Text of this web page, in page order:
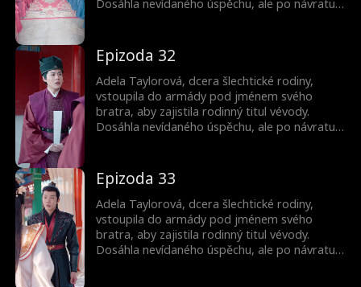
Dosáhla nevídaného úspěchu, ale po návratu
Nečekaně se znovu narodila jako princezna.
Pak začala svou cestu pomsty...
Epizoda 32
Adela Taylorová, dcera šlechtické rodiny,
vstoupila do armády pod jménem svého
bratra, aby zajistila rodinný titul vévody.
Dosáhla nevídaného úspěchu, ale po návratu
Nečekaně se znovu narodila jako princezna.
Pak začala svou cestu pomsty...
Epizoda 33
Adela Taylorová, dcera šlechtické rodiny,
vstoupila do armády pod jménem svého
bratra, aby zajistila rodinný titul vévody.
Dosáhla nevídaného úspěchu, ale po návratu